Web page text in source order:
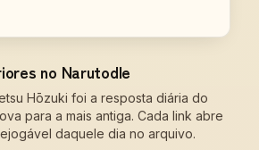
no Narutodle
Hōzuki foi a resposta diária do
para a mais antiga. Cada link abre
daquele dia no arquivo.